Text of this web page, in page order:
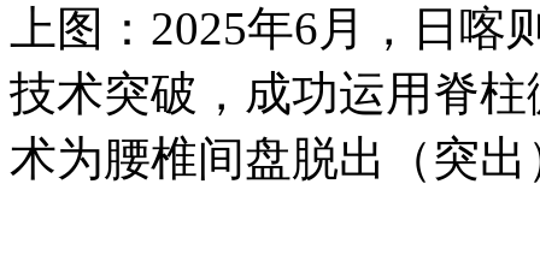
上图：2025年6月，日
技术突破，成功运用脊
术为腰椎间盘脱出（突